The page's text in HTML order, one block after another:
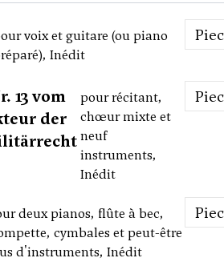
voix et guitare (ou piano
Inédit
13 vom
der
pour récitant,
chœur mixte et
neuf
instruments,
Inédit
deux pianos, flûte à bec,
cymbales et peut-être
d'instruments, Inédit